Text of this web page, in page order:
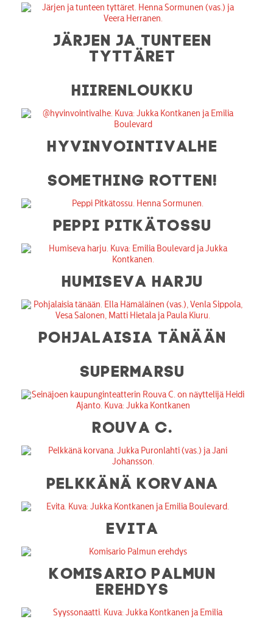
JÄRJEN JA TUNTEEN
TYTTÄRET
HIIRENLOUKKU
HYVINVOINTIVALHE
SOMETHING ROTTEN!
PEPPI PITKÄTOSSU
HUMISEVA HARJU
POHJALAISIA TÄNÄÄN
SUPERMARSU
ROUVA C.
PELKKÄNÄ KORVANA
EVITA
KOMISARIO PALMUN
EREHDYS